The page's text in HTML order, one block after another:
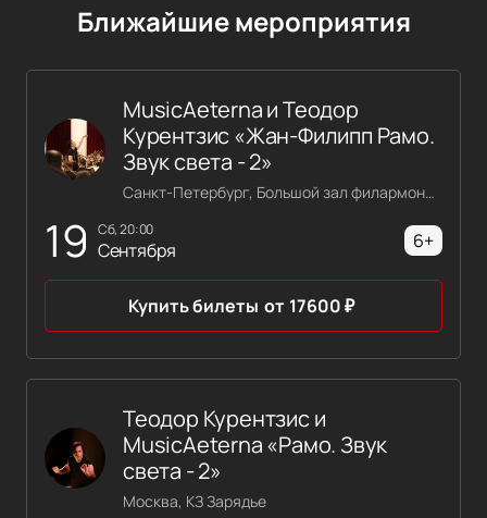
Ближайшие мероприятия
19 сб, 20:00
Сентября
MusicAeterna и Теодор
Курентзис «Жан-Филипп Рамо.
Звук света - 2»
Санкт-Петербург, Большой зал филармонии имени Шостаковича
6+
Купить билеты от 17600₽
Теодор Курентзис и
MusicAeterna «Рамо. Звук
света - 2»
Москва, КЗ Зарядье